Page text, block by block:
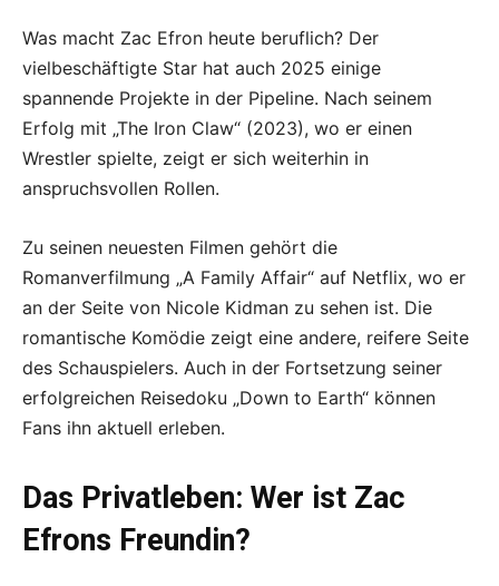
Was macht Zac Efron heute beruflich? Der
vielbeschäftigte Star hat auch 2025 einige
spannende Projekte in der Pipeline. Nach seinem
Erfolg mit „The Iron Claw“ (2023), wo er einen
Wrestler spielte, zeigt er sich weiterhin in
anspruchsvollen Rollen.
Zu seinen neuesten Filmen gehört die
Romanverfilmung „A Family Affair“ auf Netflix, wo er
an der Seite von Nicole Kidman zu sehen ist. Die
romantische Komödie zeigt eine andere, reifere Seite
des Schauspielers. Auch in der Fortsetzung seiner
erfolgreichen Reisedoku „Down to Earth“ können
Fans ihn aktuell erleben.
Das Privatleben: Wer ist Zac
Efrons Freundin?